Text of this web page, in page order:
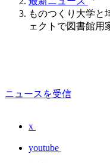
ものつくり大学と
ェクトで図書館用
ニュースを受信
x
youtube